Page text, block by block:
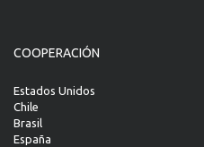
COOPERACIÓN
Estados Unidos
Chile
Brasil
España